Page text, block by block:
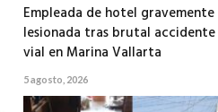
Empleada de hotel gravemente
lesionada tras brutal accidente
vial en Marina Vallarta
5 agosto, 2026